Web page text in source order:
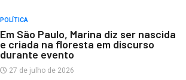
POLÍTICA
Em São Paulo, Marina diz ser nascida
e criada na floresta em discurso
durante evento
27 de julho de 2026